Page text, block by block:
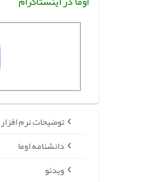
توضیحات نرم افزار
دانشنامه اوما
ویدئو